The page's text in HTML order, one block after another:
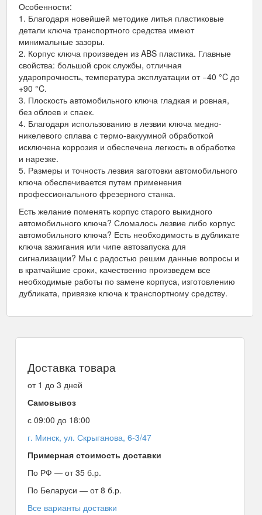
Особенности:
1. Благодаря новейшей методике литья пластиковые
детали ключа транспортного средства имеют
минимальные зазоры.
2. Корпус ключа произведен из ABS пластика. Главные
свойства: большой срок службы, отличная
ударопрочность, температура эксплуатации от −40 °C до
+90 °C.
3. Плоскость автомобильного ключа гладкая и ровная,
без облоев и спаек.
4. Благодаря использованию в лезвии ключа медно-
никелевого сплава с термо-вакуумной обработкой
исключена коррозия и обеспечена легкость в обработке
и нарезке.
5. Размеры и точность лезвия заготовки автомобильного
ключа обеспечивается путем применения
профессионального фрезерного станка.
Есть желание поменять корпус старого выкидного
автомобильного ключа? Сломалось лезвие либо корпус
автомобильного ключа? Есть необходимость в дубликате
ключа зажигания или чипе автозапуска для
сигнализации? Мы с радостью решим данные вопросы и
в кратчайшие сроки, качественно произведем все
необходимые работы по замене корпуса, изготовлению
дубликата, привязке ключа к транспортному средству.
Доставка товара
от 1 до 3 дней
Самовывоз
с 09:00 до 18:00
г. Минск, ул. Скрыганова, 6-3/47
Примерная стоимость доставки
По РФ — от 35 б.р.
По Беларуси — от 8 б.р.
Все варианты доставки